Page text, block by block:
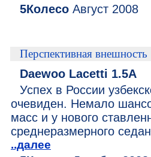
5Колесо Август 2008
Перспективная внешность
Daewoo Lacetti 1.5A
Успех в России
очевиден. Немало
масс и у нового
среднеразмерного
..далее